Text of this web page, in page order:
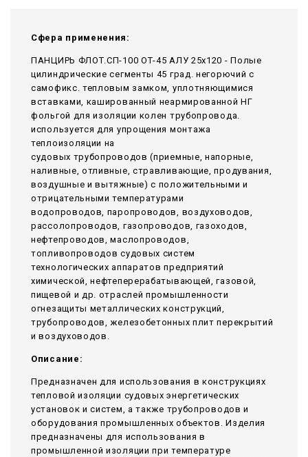
Сфера применения:
ПАНЦИРЬ ФЛОТ.СП-100 ОТ-45 АЛУ 25x120 - Полые
цилиндрические сегменты 45 град. негорючий c
самофикс. тепловым замком, уплотняющимися
вставками, кашированный неармированной НГ
фольгой для изоляции колен трубопровода.
используется для упрощения монтажа
теплоизоляции на
судовых трубопроводов (приемные, напорные,
наливные, отливные, стравливающие, продувания,
воздушные и вытяжные) с положительными и
отрицательными температурами
водопроводов, паропроводов, воздуховодов,
рассолопроводов, газопроводов, газоходов,
нефтепроводов, маслопроводов,
топливопроводов судовых систем
технологических аппаратов предприятий
химической, нефтеперерабатывающей, газовой,
пищевой и др. отраслей промышленности
огнезащиты металлических конструкций,
трубопроводов, железобетонных плит перекрытий
и воздуховодов.
Описание:
Предназначен для использования в конструкциях
тепловой изоляции судовых энергетических
установок и систем, а также трубопроводов и
оборудования промышленных объектов. Изделия
предназначены для использования в
промышленной изоляции при температуре